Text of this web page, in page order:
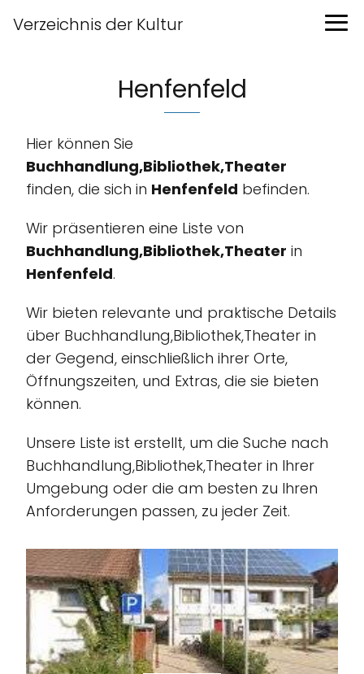
Verzeichnis der Kultur
Henfenfeld
Hier können Sie
Buchhandlung,Bibliothek,Theater
finden, die sich in Henfenfeld befinden.
Wir präsentieren eine Liste von
Buchhandlung,Bibliothek,Theater in
Henfenfeld.
Wir bieten relevante und praktische Details
über Buchhandlung,Bibliothek,Theater in
der Gegend, einschließlich ihrer Orte,
Öffnungszeiten, und Extras, die sie bieten
können.
Unsere Liste ist erstellt, um die Suche nach
Buchhandlung,Bibliothek,Theater in Ihrer
Umgebung oder die am besten zu Ihren
Anforderungen passen, zu jeder Zeit.